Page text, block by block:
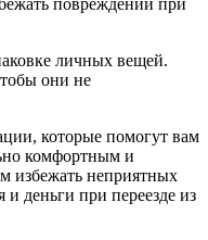
личных вещей.
они не
которые помогут вам
комфортным и
избежать неприятных
деньги при переезде из